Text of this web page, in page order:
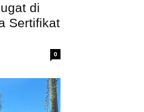
di
Sertifikat
0